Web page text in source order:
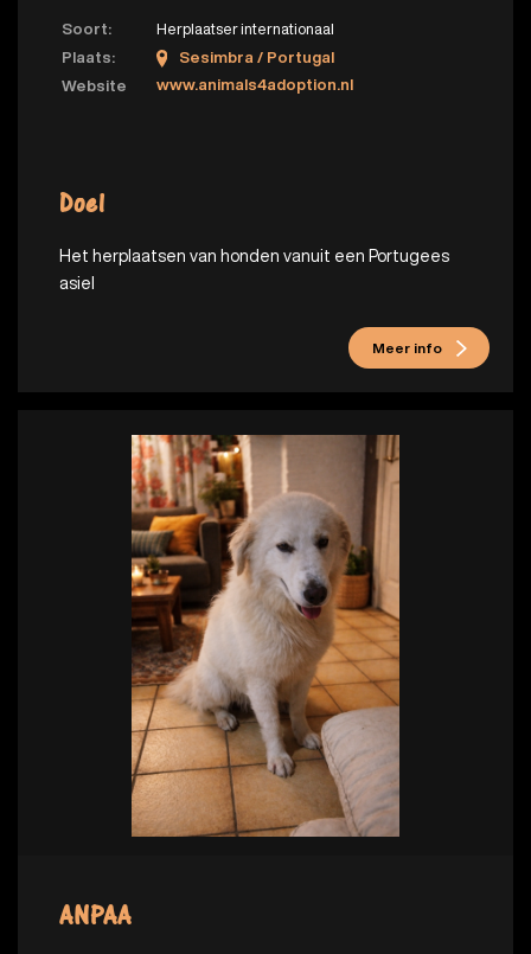
Soort:
Herplaatser internationaal
Plaats:
Sesimbra / Portugal
Website
www.animals4adoption.nl
Doel
Het herplaatsen van honden vanuit een Portugees
asiel
Meer info
ANPAA